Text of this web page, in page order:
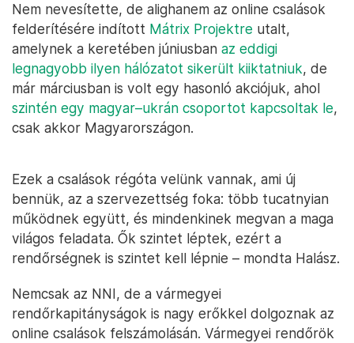
Nem nevesítette, de alighanem az online csalások
felderítésére indított Mátrix Projektre utalt,
amelynek a keretében júniusban az eddigi
legnagyobb ilyen hálózatot sikerült kiiktatniuk, de
már márciusban is volt egy hasonló akciójuk, ahol
szintén egy magyar–ukrán csoportot kapcsoltak le,
csak akkor Magyarországon.
Ezek a csalások régóta velünk vannak, ami új
bennük, az a szervezettség foka: több tucatnyian
működnek együtt, és mindenkinek megvan a maga
világos feladata. Ők szintet léptek, ezért a
rendőrségnek is szintet kell lépnie – mondta Halász.
Nemcsak az NNI, de a vármegyei
rendőrkapitányságok is nagy erőkkel dolgoznak az
online csalások felszámolásán. Vármegyei rendőrök